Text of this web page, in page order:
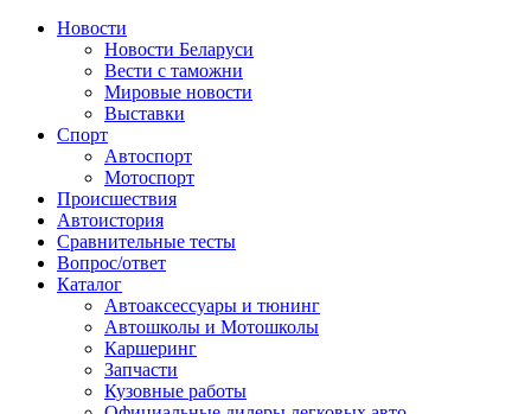
Сайт про автомобили
Новости
Новости Беларуси
Вести с таможни
Мировые новости
Выставки
Спорт
Автоспорт
Мотоспорт
Происшествия
Автоистория
Сравнительные тесты
Вопрос/ответ
Каталог
Автоакcессуары и тюнинг
Автошколы и Мотошколы
Каршеринг
Запчасти
Кузовные работы